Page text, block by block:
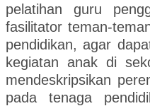
pelatihan guru
fasilitator teman-
pendidikan, agar
kegiatan anak di
mendeskripsikan
pada tenaga